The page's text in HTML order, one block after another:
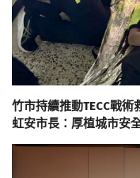
竹市持續推動TECC戰
虹安市長：厚植城市安